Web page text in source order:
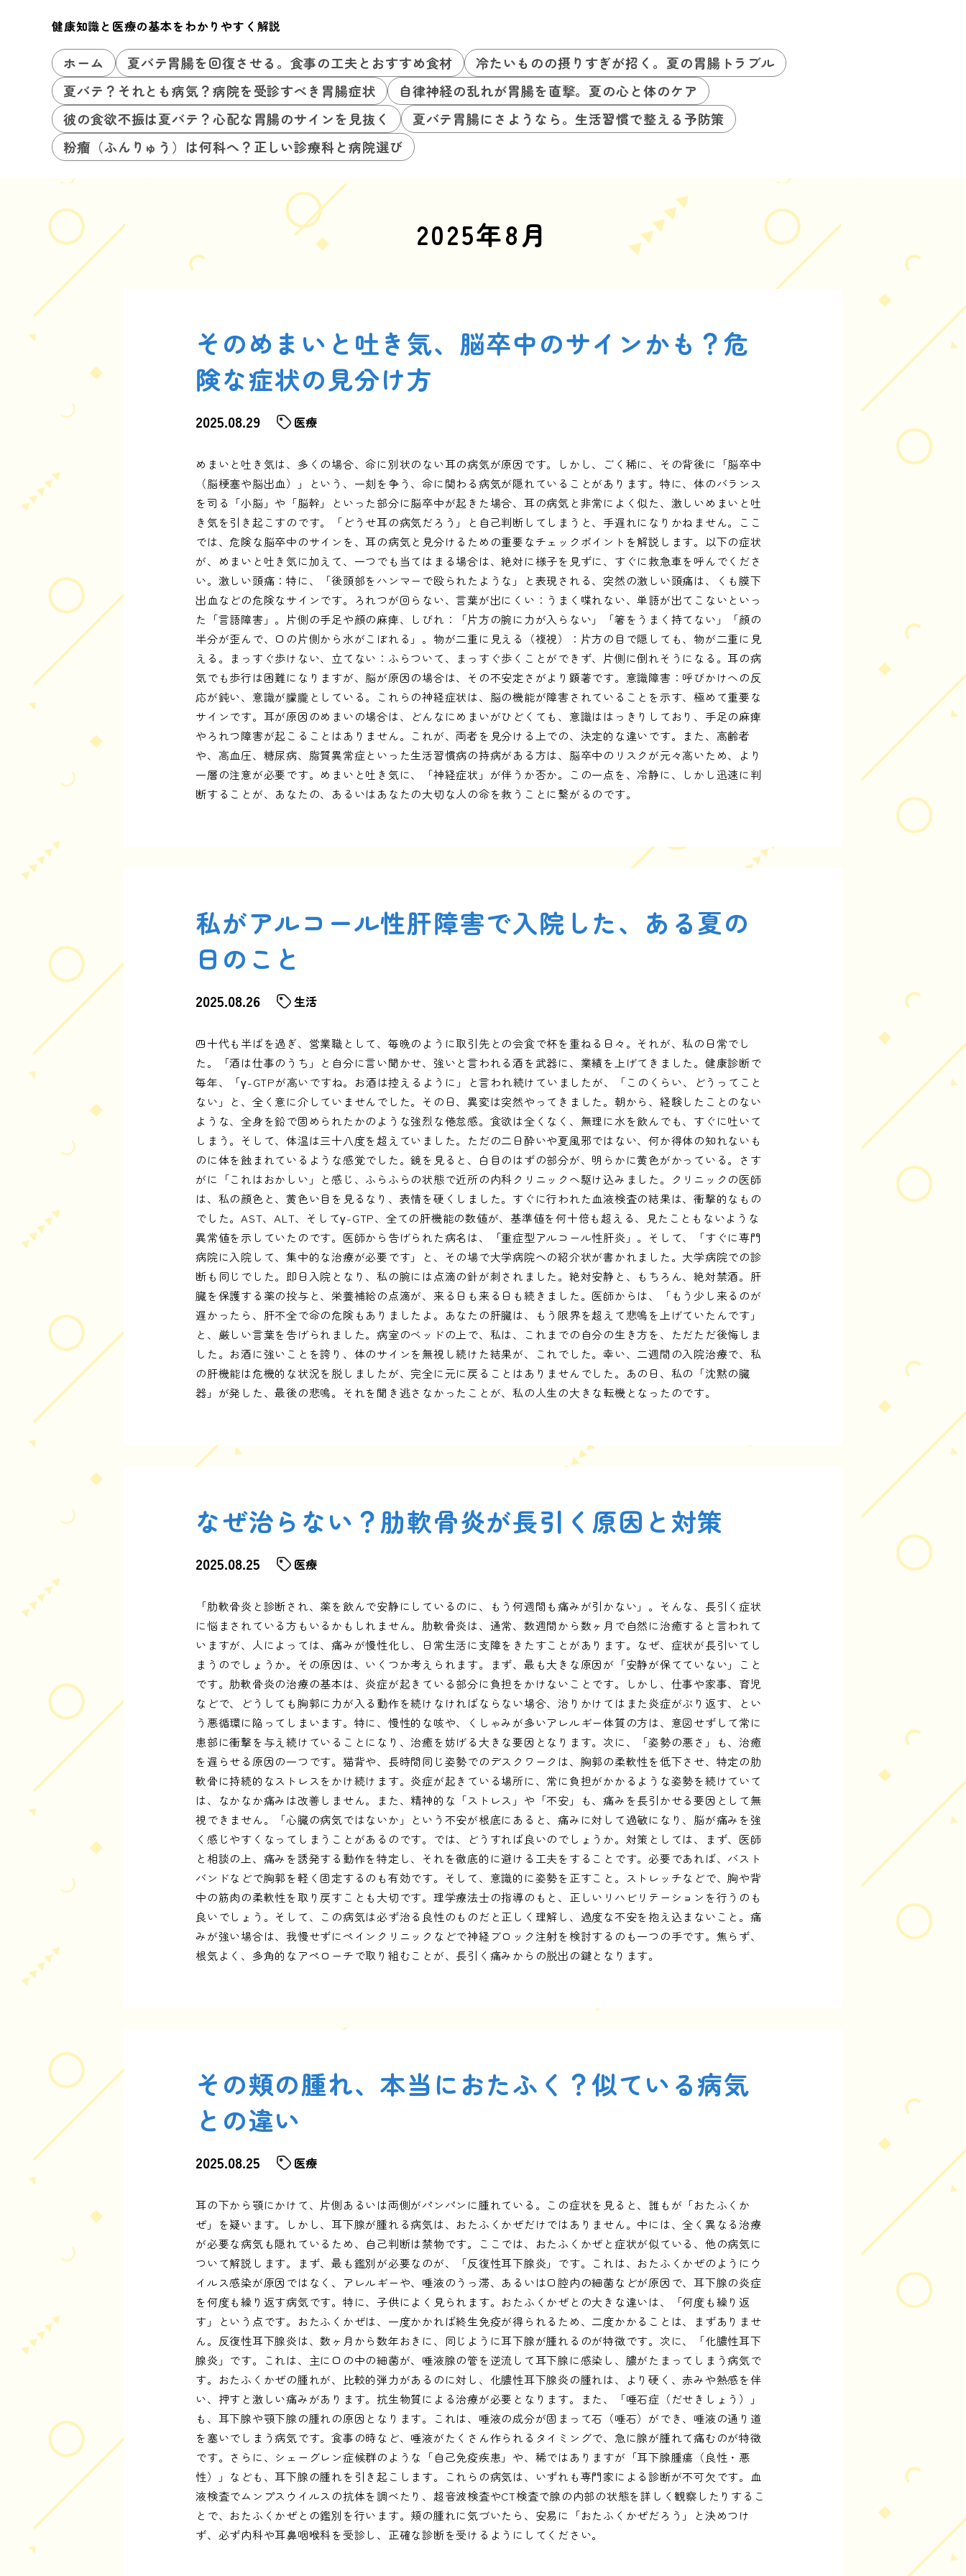
健康知識と医療の基本をわかりやすく解説
ホーム 夏バテ胃腸を回復させる。食事の工夫とおすすめ食材
冷たいものの摂りすぎが招く。夏の胃腸トラブル
夏バテ？それとも病気？病院を受診すべき胃腸症状
自律神経の乱れが胃腸を直撃。夏の心と体のケア
彼の食欲不振は夏バテ？心配な胃腸のサインを見抜く
夏バテ胃腸にさようなら。生活習慣で整える予防策
粉瘤（ふんりゅう）は何科へ？正しい診療科と病院選び
2025年8月
そのめまいと吐き気、脳卒中のサインかも？危
険な症状の見分け方
2025.08.29 医療
めまいと吐き気は、多くの場合、命に別状のない耳の病気が原因です。しかし、ごく稀に、その背後に「脳卒中
（脳梗塞や脳出血）」という、一刻を争う、命に関わる病気が隠れていることがあります。特に、体のバランス
を司る「小脳」や「脳幹」といった部分に脳卒中が起きた場合、耳の病気と非常によく似た、激しいめまいと吐
き気を引き起こすのです。「どうせ耳の病気だろう」と自己判断してしまうと、手遅れになりかねません。ここ
では、危険な脳卒中のサインを、耳の病気と見分けるための重要なチェックポイントを解説します。以下の症状
が、めまいと吐き気に加えて、一つでも当てはまる場合は、絶対に様子を見ずに、すぐに救急車を呼んでくださ
い。激しい頭痛：特に、「後頭部をハンマーで殴られたような」と表現される、突然の激しい頭痛は、くも膜下
出血などの危険なサインです。ろれつが回らない、言葉が出にくい：うまく喋れない、単語が出てこないといっ
た「言語障害」。片側の手足や顔の麻痺、しびれ：「片方の腕に力が入らない」「箸をうまく持てない」「顔の
半分が歪んで、口の片側から水がこぼれる」。物が二重に見える（複視）：片方の目で隠しても、物が二重に見
える。まっすぐ歩けない、立てない：ふらついて、まっすぐ歩くことができず、片側に倒れそうになる。耳の病
気でも歩行は困難になりますが、脳が原因の場合は、その不安定さがより顕著です。意識障害：呼びかけへの反
応が鈍い、意識が朦朧としている。これらの神経症状は、脳の機能が障害されていることを示す、極めて重要な
サインです。耳が原因のめまいの場合は、どんなにめまいがひどくても、意識ははっきりしており、手足の麻痺
やろれつ障害が起こることはありません。これが、両者を見分ける上での、決定的な違いです。また、高齢者
や、高血圧、糖尿病、脂質異常症といった生活習慣病の持病がある方は、脳卒中のリスクが元々高いため、より
一層の注意が必要です。めまいと吐き気に、「神経症状」が伴うか否か。この一点を、冷静に、しかし迅速に判
断することが、あなたの、あるいはあなたの大切な人の命を救うことに繋がるのです。
私がアルコール性肝障害で入院した、ある夏の
日のこと
2025.08.26 生活
四十代も半ばを過ぎ、営業職として、毎晩のように取引先との会食で杯を重ねる日々。それが、私の日常でし
た。「酒は仕事のうち」と自分に言い聞かせ、強いと言われる酒を武器に、業績を上げてきました。健康診断で
毎年、「γ-GTPが高いですね。お酒は控えるように」と言われ続けていましたが、「このくらい、どうってこと
ない」と、全く意に介していませんでした。その日、異変は突然やってきました。朝から、経験したことのない
ような、全身を鉛で固められたかのような強烈な倦怠感。食欲は全くなく、無理に水を飲んでも、すぐに吐いて
しまう。そして、体温は三十八度を超えていました。ただの二日酔いや夏風邪ではない、何か得体の知れないも
のに体を蝕まれているような感覚でした。鏡を見ると、白目のはずの部分が、明らかに黄色がかっている。さす
がに「これはおかしい」と感じ、ふらふらの状態で近所の内科クリニックへ駆け込みました。クリニックの医師
は、私の顔色と、黄色い目を見るなり、表情を硬くしました。すぐに行われた血液検査の結果は、衝撃的なもの
でした。AST、ALT、そしてγ-GTP、全ての肝機能の数値が、基準値を何十倍も超える、見たこともないような
異常値を示していたのです。医師から告げられた病名は、「重症型アルコール性肝炎」。そして、「すぐに専門
病院に入院して、集中的な治療が必要です」と、その場で大学病院への紹介状が書かれました。大学病院での診
断も同じでした。即日入院となり、私の腕には点滴の針が刺されました。絶対安静と、もちろん、絶対禁酒。肝
臓を保護する薬の投与と、栄養補給の点滴が、来る日も来る日も続きました。医師からは、「もう少し来るのが
遅かったら、肝不全で命の危険もありましたよ。あなたの肝臓は、もう限界を超えて悲鳴を上げていたんです」
と、厳しい言葉を告げられました。病室のベッドの上で、私は、これまでの自分の生き方を、ただただ後悔しま
した。お酒に強いことを誇り、体のサインを無視し続けた結果が、これでした。幸い、二週間の入院治療で、私
の肝機能は危機的な状況を脱しましたが、完全に元に戻ることはありませんでした。あの日、私の「沈黙の臓
器」が発した、最後の悲鳴。それを聞き逃さなかったことが、私の人生の大きな転機となったのです。
なぜ治らない？肋軟骨炎が長引く原因と対策
2025.08.25 医療
「肋軟骨炎と診断され、薬を飲んで安静にしているのに、もう何週間も痛みが引かない」。そんな、長引く症状
に悩まされている方もいるかもしれません。肋軟骨炎は、通常、数週間から数ヶ月で自然に治癒すると言われて
いますが、人によっては、痛みが慢性化し、日常生活に支障をきたすことがあります。なぜ、症状が長引いてし
まうのでしょうか。その原因は、いくつか考えられます。まず、最も大きな原因が「安静が保てていない」こと
です。肋軟骨炎の治療の基本は、炎症が起きている部分に負担をかけないことです。しかし、仕事や家事、育児
などで、どうしても胸郭に力が入る動作を続けなければならない場合、治りかけてはまた炎症がぶり返す、とい
う悪循環に陥ってしまいます。特に、慢性的な咳や、くしゃみが多いアレルギー体質の方は、意図せずして常に
患部に衝撃を与え続けていることになり、治癒を妨げる大きな要因となります。次に、「姿勢の悪さ」も、治癒
を遅らせる原因の一つです。猫背や、長時間同じ姿勢でのデスクワークは、胸郭の柔軟性を低下させ、特定の肋
軟骨に持続的なストレスをかけ続けます。炎症が起きている場所に、常に負担がかかるような姿勢を続けていて
は、なかなか痛みは改善しません。また、精神的な「ストレス」や「不安」も、痛みを長引かせる要因として無
視できません。「心臓の病気ではないか」という不安が根底にあると、痛みに対して過敏になり、脳が痛みを強
く感じやすくなってしまうことがあるのです。では、どうすれば良いのでしょうか。対策としては、まず、医師
と相談の上、痛みを誘発する動作を特定し、それを徹底的に避ける工夫をすることです。必要であれば、バスト
バンドなどで胸郭を軽く固定するのも有効です。そして、意識的に姿勢を正すこと。ストレッチなどで、胸や背
中の筋肉の柔軟性を取り戻すことも大切です。理学療法士の指導のもと、正しいリハビリテーションを行うのも
良いでしょう。そして、この病気は必ず治る良性のものだと正しく理解し、過度な不安を抱え込まないこと。痛
みが強い場合は、我慢せずにペインクリニックなどで神経ブロック注射を検討するのも一つの手です。焦らず、
根気よく、多角的なアペローチで取り組むことが、長引く痛みからの脱出の鍵となります。
その頬の腫れ、本当におたふく？似ている病気
との違い
2025.08.25 医療
耳の下から顎にかけて、片側あるいは両側がパンパンに腫れている。この症状を見ると、誰もが「おたふくか
ぜ」を疑います。しかし、耳下腺が腫れる病気は、おたふくかぜだけではありません。中には、全く異なる治療
が必要な病気も隠れているため、自己判断は禁物です。ここでは、おたふくかぜと症状が似ている、他の病気に
ついて解説します。まず、最も鑑別が必要なのが、「反復性耳下腺炎」です。これは、おたふくかぜのようにウ
イルス感染が原因ではなく、アレルギーや、唾液のうっ滞、あるいは口腔内の細菌などが原因で、耳下腺の炎症
を何度も繰り返す病気です。特に、子供によく見られます。おたふくかぜとの大きな違いは、「何度も繰り返
す」という点です。おたふくかぜは、一度かかれば終生免疫が得られるため、二度かかることは、まずありませ
ん。反復性耳下腺炎は、数ヶ月から数年おきに、同じように耳下腺が腫れるのが特徴です。次に、「化膿性耳下
腺炎」です。これは、主に口の中の細菌が、唾液腺の管を逆流して耳下腺に感染し、膿がたまってしまう病気で
す。おたふくかぜの腫れが、比較的弾力があるのに対し、化膿性耳下腺炎の腫れは、より硬く、赤みや熱感を伴
い、押すと激しい痛みがあります。抗生物質による治療が必要となります。また、「唾石症（だせきしょう）」
も、耳下腺や顎下腺の腫れの原因となります。これは、唾液の成分が固まって石（唾石）ができ、唾液の通り道
を塞いでしまう病気です。食事の時など、唾液がたくさん作られるタイミングで、急に腺が腫れて痛むのが特徴
です。さらに、シェーグレン症候群のような「自己免疫疾患」や、稀ではありますが「耳下腺腫瘍（良性・悪
性）」なども、耳下腺の腫れを引き起こします。これらの病気は、いずれも専門家による診断が不可欠です。血
液検査でムンプスウイルスの抗体を調べたり、超音波検査やCT検査で腺の内部の状態を詳しく観察したりするこ
とで、おたふくかぜとの鑑別を行います。頬の腫れに気づいたら、安易に「おたふくかぜだろう」と決めつけ
ず、必ず内科や耳鼻咽喉科を受診し、正確な診断を受けるようにしてください。